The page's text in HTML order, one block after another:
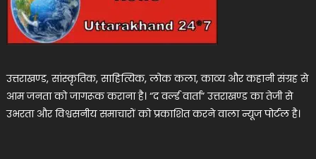
उत्तराखण्ड, सांस्कृतिक, साहित्यिक, लोक कला, काव्य और कहानी संग्रह से
आम जनता को जागरूक कराना है। “द वर्ल्ड वार्ता” उत्तराखण्ड का तेजी से
उभरता और विश्वसनीय समाचारों को प्रकाशित करने वाला न्यूज पोर्टल है।